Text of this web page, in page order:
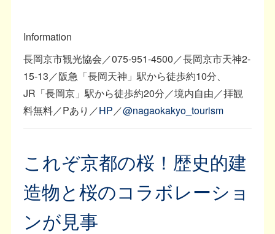
Information
長岡京市観光協会／075-951-4500／長岡京市天神2-
15-13／阪急「長岡天神」駅から徒歩約10分、
JR「長岡京」駅から徒歩約20分／境内自由／拝観
料無料／Pあり／HP／@nagaokakyo_tourism
これぞ京都の桜！歴史的建
造物と桜のコラボレーショ
ンが見事